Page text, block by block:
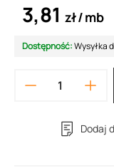
3,81 zł mb
Dostępność:Wysyłka
Dodaj